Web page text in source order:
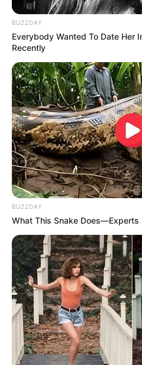
BUZZDAY
Everybody Wanted To Date Her
Recently
BUZZDAY
What This Snake Does—Experts